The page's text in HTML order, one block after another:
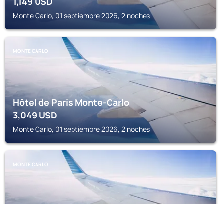
Monte Carlo, 01 septiembre 2026, 2 noches
MONTE CARLO
Hôtel de Paris Monte-Carlo
3,049 USD
Monte Carlo, 01 septiembre 2026, 2 noches
MONTE CARLO